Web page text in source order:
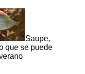
Saupe,
que se puede